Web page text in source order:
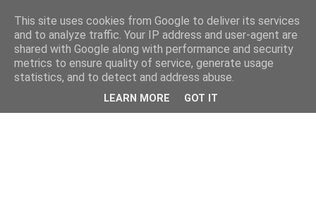
This site uses cookies from Google to deliver its services
and to analyze traffic. Your IP address and user-agent are
shared with Google along with performance and security
metrics to ensure quality of service, generate usage
statistics, and to detect and address abuse.
LEARN MORE GOT IT